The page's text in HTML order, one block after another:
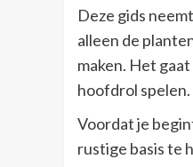
Deze gids
alleen de
maken. Het
hoofdrol spelen.
Voordat je
rustige basis te